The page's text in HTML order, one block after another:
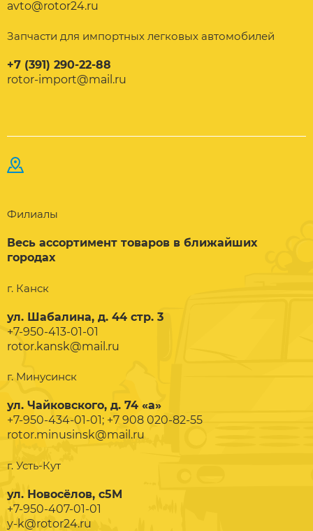
avto@rotor24.ru
Запчасти для импортных легковых автомобилей
+7 (391) 290-22-88
rotor-import@mail.ru
Филиалы
Весь ассортимент товаров в ближайших
городах
г. Канск
ул. Шабалина, д. 44 стр. 3
+7-950-413-01-01
rotor.kansk@mail.ru
г. Минусинск
ул. Чайковского, д. 74 «а»
+7-950-434-01-01; +7 908 020-82-55
rotor.minusinsk@mail.ru
г. Усть-Кут
ул. Новосёлов, с5М
+7-950-407-01-01
y-k@rotor24.ru